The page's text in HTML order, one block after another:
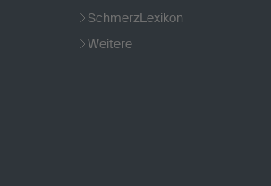
SchmerzLexikon
Weitere